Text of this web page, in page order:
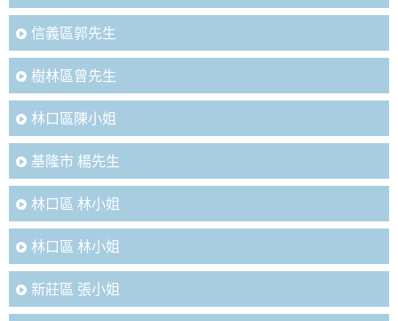
信義區郭先生
樹林區曾先生
林口區陳小姐
基隆市 楊先生
林口區 林小姐
林口區 林小姐
新莊區 張小姐